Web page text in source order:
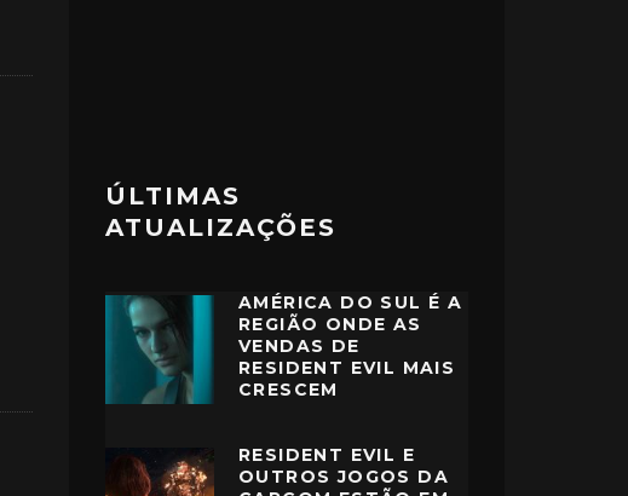
ÚLTIMAS
ATUALIZAÇÕES
AMÉRICA DO SUL É A
REGIÃO ONDE AS
VENDAS DE
RESIDENT EVIL MAIS
CRESCEM
RESIDENT EVIL E
OUTROS JOGOS DA